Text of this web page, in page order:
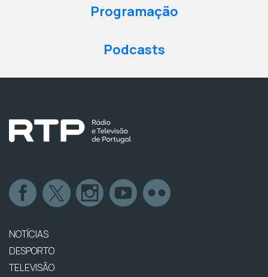
Programação
Podcasts
NOTÍCIAS
DESPORTO
TELEVISÃO